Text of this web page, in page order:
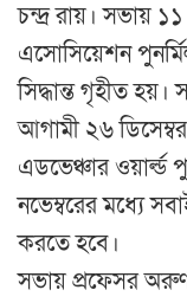
চন্দ্র রায়। সভায়
এসোসিয়েশন
সিদ্ধান্ত গৃহীত হয়।
আগামী ২৬
এডভেঞ্চার ওয়ার্ল্ড
নভেম্বরের মধ্যে
করতে হবে।
সভায় প্রফেসর